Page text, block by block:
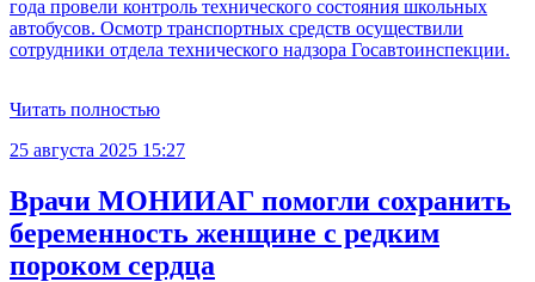
года провели контроль технического состояния школьных
автобусов. Осмотр транспортных средств осуществили
сотрудники отдела технического надзора Госавтоинспекции.
Читать полностью
25 августа 2025 15:27
Врачи МОНИИАГ помогли сохранить
беременность женщине с редким
пороком сердца